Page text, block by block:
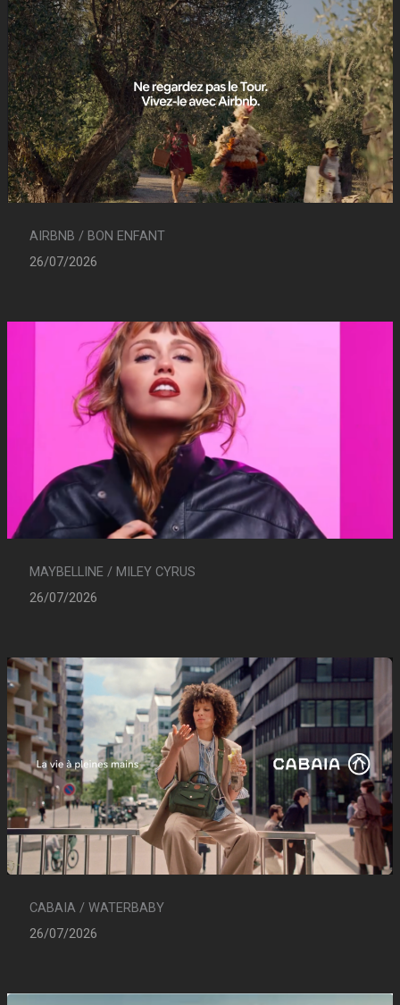
AIRBNB / BON ENFANT
26/07/2026
MAYBELLINE / MILEY CYRUS
26/07/2026
CABAIA / WATERBABY
26/07/2026